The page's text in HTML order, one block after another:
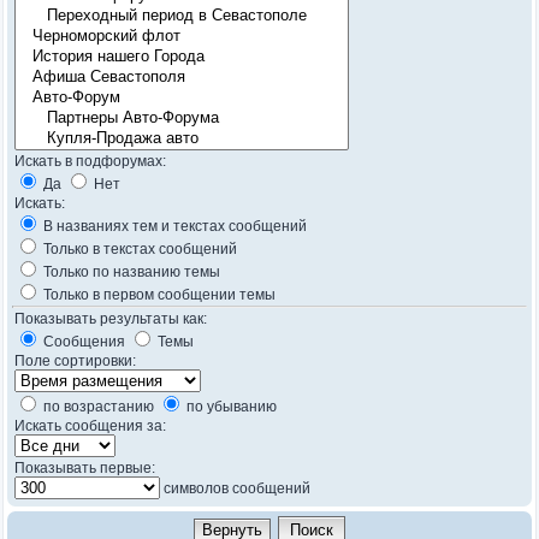
Искать в подфорумах:
Да
Нет
Искать:
В названиях тем и текстах сообщений
Только в текстах сообщений
Только по названию темы
Только в первом сообщении темы
Показывать результаты как:
Сообщения
Темы
Поле сортировки:
по возрастанию
по убыванию
Искать сообщения за:
Показывать первые:
символов сообщений